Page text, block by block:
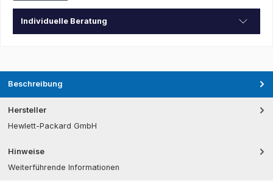
Individuelle Beratung
Beschreibung
Hersteller
Hewlett-Packard GmbH
Hinweise
Weiterführende Informationen